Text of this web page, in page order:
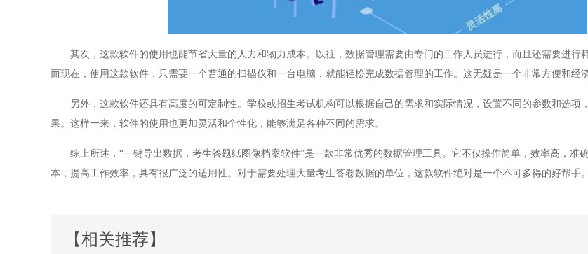
其次，这款软件的使用也能节省大量的人力和物力成本。以往，数据管理需要由专门的工作人员进行，而且还需要进行
而现在，使用这款软件，只需要一个普通的扫描仪和一台电脑，就能轻松完成数据管理的工作。这无疑是一个非常方便和经
另外，这款软件还具有高度的可定制性。学校或招生考试机构可以根据自己的需求和实际情况，设置不同的参数和选项
果。这样一来，软件的使用也更加灵活和个性化，能够满足各种不同的需求。
综上所述，“一键导出数据，考生答题纸图像档案软件”是一款非常优秀的数据管理工具。它不仅操作简单，效率高，准
本，提高工作效率，具有很广泛的适用性。对于需要处理大量考生答卷数据的单位，这款软件绝对是一个不可多得的好帮手。
【相关推荐】